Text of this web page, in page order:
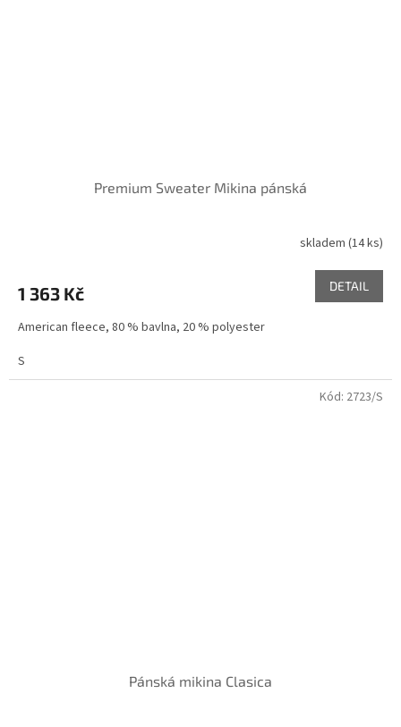
Premium Sweater Mikina pánská
skladem (14 ks)
1 363 Kč DETAIL
American fleece, 80 % bavlna, 20 % polyester
S
Pánská mikina Clasica
Kód: 2723/S